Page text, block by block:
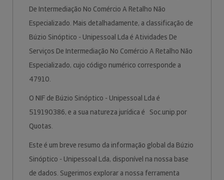
De Intermediação No Comércio A Retalho Não
Especializado. Mais detalhadamente, a classificação de
Búzio Sinóptico - Unipessoal Lda é Atividades De
Serviços De Intermediação No Comércio A Retalho Não
Especializado, cujo código numérico corresponde a
47910.
O NIF de Búzio Sinóptico - Unipessoal Lda é
519190386, e a sua natureza jurídica é Soc.unip.por
Quotas.
Este é um breve resumo da informação global da Búzio
Sinóptico - Unipessoal Lda, disponível na nossa base
de dados. Sugerimos explorar a nossa ferramenta